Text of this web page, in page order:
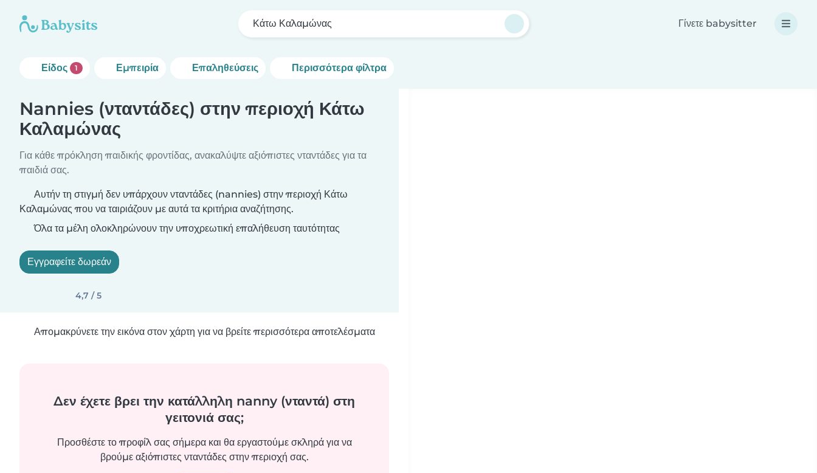
Κάτω Καλαμώνας Γίνετε babysitter
Είδος 1 Εμπειρία Επαληθεύσεις Περισσότερα φίλτρα
Nannies (νταντάδες) στην περιοχή Κάτω
Καλαμώνας
Για κάθε πρόκληση παιδικής φροντίδας, ανακαλύψτε αξιόπιστες νταντάδες για τα
παιδιά σας.
Αυτήν τη στιγμή δεν υπάρχουν νταντάδες (nannies) στην περιοχή Κάτω
Καλαμώνας που να ταιριάζουν με αυτά τα κριτήρια αναζήτησης.
Όλα τα μέλη ολοκληρώνουν την υποχρεωτική επαλήθευση ταυτότητας
Εγγραφείτε δωρεάν
4,7 / 5
Απομακρύνετε την εικόνα στον χάρτη για να βρείτε περισσότερα αποτελέσματα
Δεν έχετε βρει την κατάλληλη nanny (νταντά) στη
γειτονιά σας;
Προσθέστε το προφίλ σας σήμερα και θα εργαστούμε σκληρά για να
βρούμε αξιόπιστες νταντάδες στην περιοχή σας.